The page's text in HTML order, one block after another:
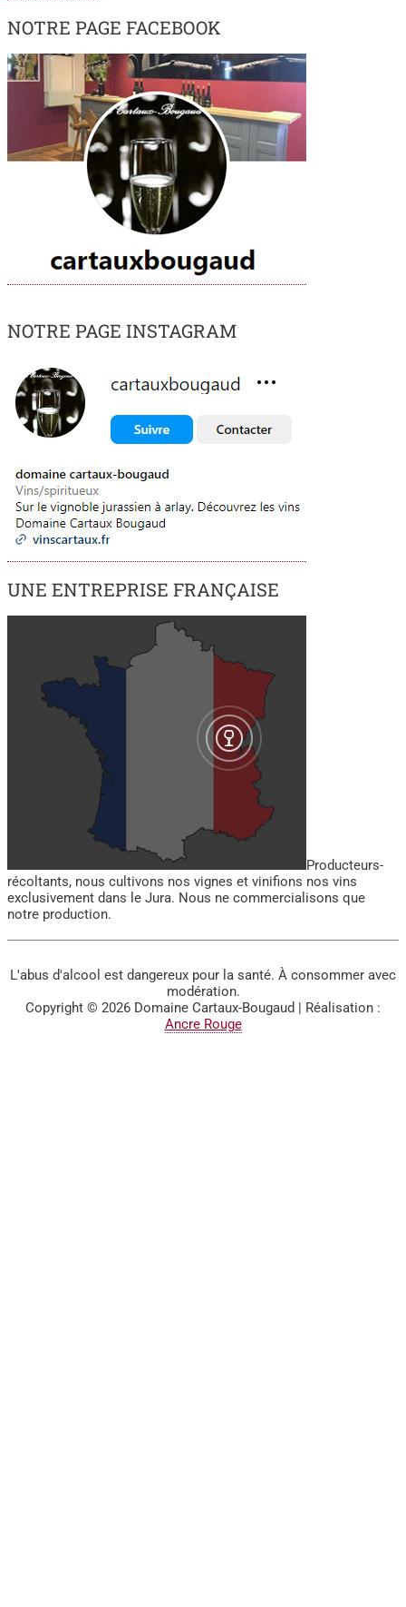
NOTRE PAGE FACEBOOK
NOTRE PAGE INSTAGRAM
UNE ENTREPRISE FRANÇAISE
Producteurs-
récoltants, nous cultivons nos vignes et vinifions nos vins
exclusivement dans le Jura. Nous ne commercialisons que
notre production.
L'abus d'alcool est dangereux pour la santé. À consommer avec
modération.
Copyright © 2026 Domaine Cartaux-Bougaud | Réalisation :
Ancre Rouge